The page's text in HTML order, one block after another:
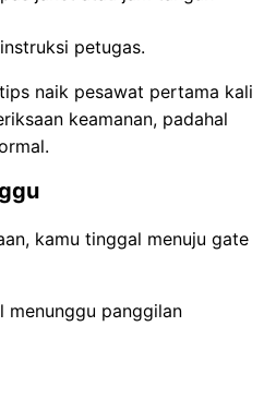
petugas.
naik pesawat pertama kali
keamanan, padahal
kamu tinggal menuju gate
menunggu panggilan